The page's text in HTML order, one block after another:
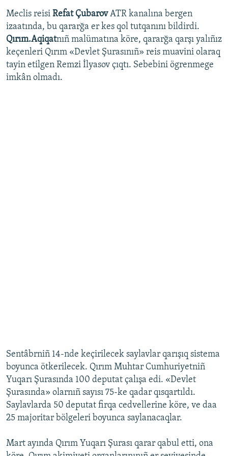
Meclis reisi Refat ÇubarovATR kanalına bergen
izaatında, bu qararğa er kes qol tutqanını bildirdi.
Qırım.Aqiqatnıñ malümatına köre, qararğa qarşı yalıñız
keçenleri Qırım «Devlet Şurasınıñ» reis muavini olaraq
tayin etilgen Remzi İlyasov çıqtı. Sebebini ögrenmege
imkân olmadı.
Sentâbrniñ 14-nde keçirilecek saylavlar qarışıq sistema
boyunca ötkerilecek. Qırım Muhtar Cumhuriyetniñ
Yuqarı Şurasında 100 deputat çalışa edi. «Devlet
Şurasında» olarnıñ sayısı 75-ke qadar qısqartıldı.
Saylavlarda 50 deputat firqa cedvellerine köre, ve daa
25 majoritar bölgeleri boyunca saylanacaqlar.
Mart ayında Qırım Yuqarı Şurası qarar qabul etti, ona